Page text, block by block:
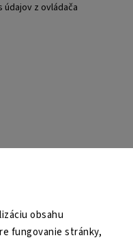
obsahu
fungovanie stránky,
údajov z ovládača